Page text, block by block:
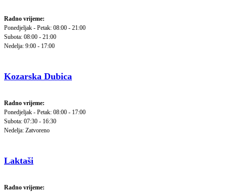
Radno vrijeme:
Ponedjeljak - Petak: 08:00 - 21:00
Subota: 08:00 - 21:00
Nedelja: 9:00 - 17:00
Kozarska Dubica
Radno vrijeme:
Ponedjeljak - Petak: 08:00 - 17:00
Subota: 07:30 - 16:30
Nedelja: Zatvoreno
Laktaši
Radno vrijeme: